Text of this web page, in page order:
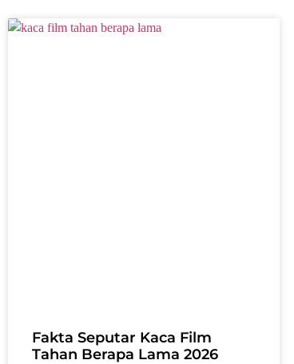
Fakta Seputar Kaca Film
Tahan Berapa Lama 2026